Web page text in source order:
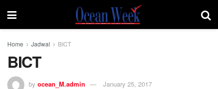
Home Jadwal BICT
BICT
by ocean_M.admin January 25, 2017